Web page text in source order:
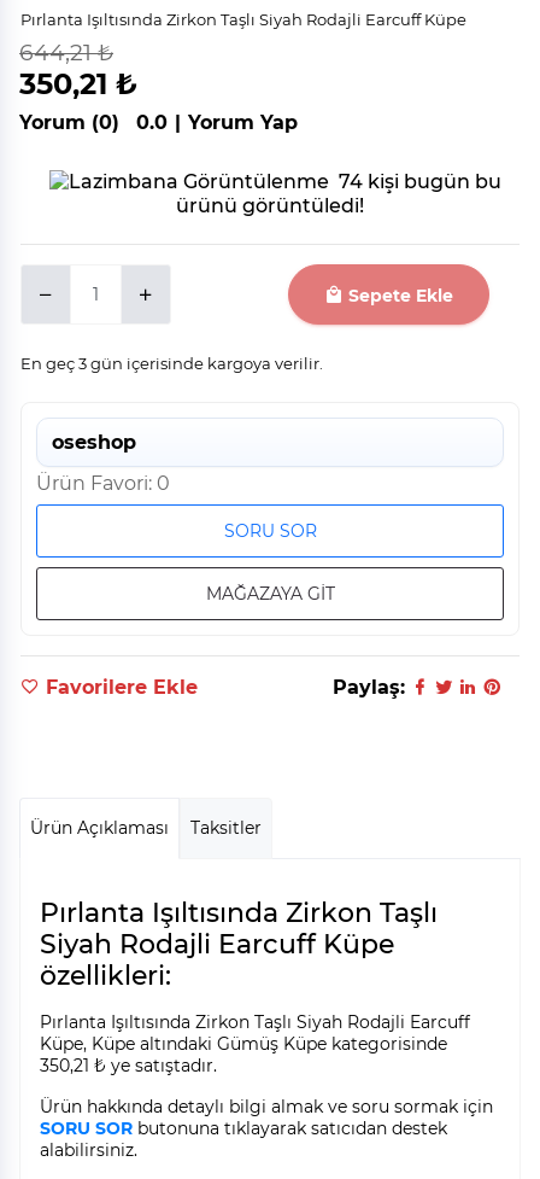
Pırlanta Işıltısında Zirkon Taşlı Siyah Rodajli Earcuff Küpe
%46
indirim
644,21 ₺
350,21 ₺
Yorum (0) 0.0 | Yorum Yap
74 kişi bugün bu
ürünü görüntüledi!
Sepete Ekle
En geç 3 gün içerisinde kargoya verilir.
oseshop
Ürün Favori: 0
SORU SOR
MAĞAZAYA GİT
Favorilere Ekle Paylaş:
Ürün Açıklaması Taksitler
Pırlanta Işıltısında Zirkon Taşlı
Siyah Rodajli Earcuff Küpe
özellikleri:
Pırlanta Işıltısında Zirkon Taşlı Siyah Rodajli Earcuff
Küpe, Küpe altındaki Gümüş Küpe kategorisinde
350,21 ₺ ye satıştadır.
Ürün hakkında detaylı bilgi almak ve soru sormak için
SORU SOR butonuna tıklayarak satıcıdan destek
alabilirsiniz.